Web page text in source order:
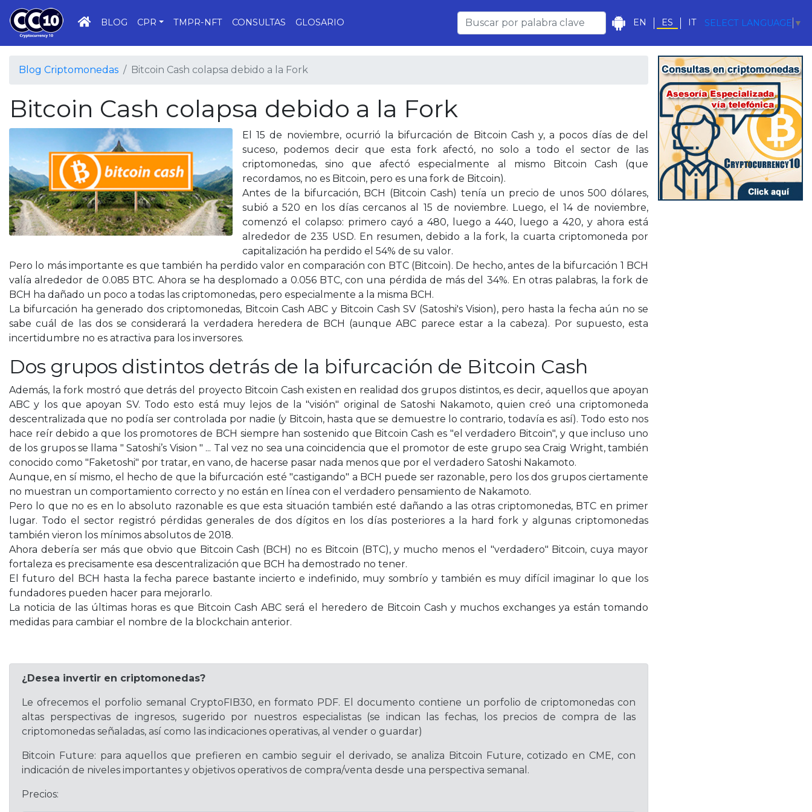
INICIO
BLOG CPR TMPR-NFT CONSULTAS GLOSARIO EN ES IT SELECT LANGUAGE ▼
Blog Criptomonedas Bitcoin Cash colapsa debido a la Fork
Bitcoin Cash colapsa debido a la Fork
El 15 de noviembre, ocurrió la bifurcación de Bitcoin Cash y, a pocos días de del
suceso, podemos decir que esta fork afectó, no solo a todo el sector de las
criptomonedas, sino que afectó especialmente al mismo Bitcoin Cash (que
recordamos, no es Bitcoin, pero es una fork de Bitcoin).
Antes de la bifurcación, BCH (Bitcoin Cash) tenía un precio de unos 500 dólares,
subió a 520 en los días cercanos al 15 de noviembre. Luego, el 14 de noviembre,
comenzó el colapso: primero cayó a 480, luego a 440, luego a 420, y ahora está
alrededor de 235 USD. En resumen, debido a la fork, la cuarta criptomoneda por
capitalización ha perdido el 54% de su valor.
Pero lo más importante es que también ha perdido valor en comparación con BTC (Bitcoin). De hecho, antes de la bifurcación 1 BCH
valía alrededor de 0.085 BTC. Ahora se ha desplomado a 0.056 BTC, con una pérdida de más del 34%. En otras palabras, la fork de
BCH ha dañado un poco a todas las criptomonedas, pero especialmente a la misma BCH.
La bifurcación ha generado dos criptomonedas, Bitcoin Cash ABC y Bitcoin Cash SV (Satoshi's Vision), pero hasta la fecha aún no se
sabe cuál de las dos se considerará la verdadera heredera de BCH (aunque ABC parece estar a la cabeza). Por supuesto, esta
incertidumbre no es atractiva para los inversores.
Dos grupos distintos detrás de la bifurcación de Bitcoin Cash
Además, la fork mostró que detrás del proyecto Bitcoin Cash existen en realidad dos grupos distintos, es decir, aquellos que apoyan
ABC y los que apoyan SV. Todo esto está muy lejos de la "visión" original de Satoshi Nakamoto, quien creó una criptomoneda
descentralizada que no podía ser controlada por nadie (y Bitcoin, hasta que se demuestre lo contrario, todavía es así). Todo esto nos
hace reír debido a que los promotores de BCH siempre han sostenido que Bitcoin Cash es "el verdadero Bitcoin", y que incluso uno
de los grupos se llama " Satoshi’s Vision " ... Tal vez no sea una coincidencia que el promotor de este grupo sea Craig Wright, también
conocido como "Faketoshi" por tratar, en vano, de hacerse pasar nada menos que por el verdadero Satoshi Nakamoto.
Aunque, en sí mismo, el hecho de que la bifurcación esté "castigando" a BCH puede ser razonable, pero los dos grupos ciertamente
no muestran un comportamiento correcto y no están en línea con el verdadero pensamiento de Nakamoto.
Pero lo que no es en lo absoluto razonable es que esta situación también esté dañando a las otras criptomonedas, BTC en primer
lugar. Todo el sector registró pérdidas generales de dos dígitos en los días posteriores a la hard fork y algunas criptomonedas
también vieron los mínimos absolutos de 2018.
Ahora debería ser más que obvio que Bitcoin Cash (BCH) no es Bitcoin (BTC), y mucho menos el "verdadero" Bitcoin, cuya mayor
fortaleza es precisamente esa descentralización que BCH ha demostrado no tener.
El futuro del BCH hasta la fecha parece bastante incierto e indefinido, muy sombrío y también es muy difícil imaginar lo que los
fundadores pueden hacer para mejorarlo.
La noticia de las últimas horas es que Bitcoin Cash ABC será el heredero de Bitcoin Cash y muchos exchanges ya están tomando
medidas para cambiar el nombre de la blockchain anterior.
¿Desea invertir en criptomonedas?
Le ofrecemos el porfolio semanal CryptoFIB30, en formato PDF. El documento contiene un porfolio de criptomonedas con
altas perspectivas de ingresos, sugerido por nuestros especialistas (se indican las fechas, los precios de compra de las
criptomonedas señaladas, así como las indicaciones operativas, al vender o guardar)
Bitcoin Future: para aquellos que prefieren en cambio seguir el derivado, se analiza Bitcoin Future, cotizado en CME, con
indicación de niveles importantes y objetivos operativos de compra/venta desde una perspectiva semanal.
Precios: